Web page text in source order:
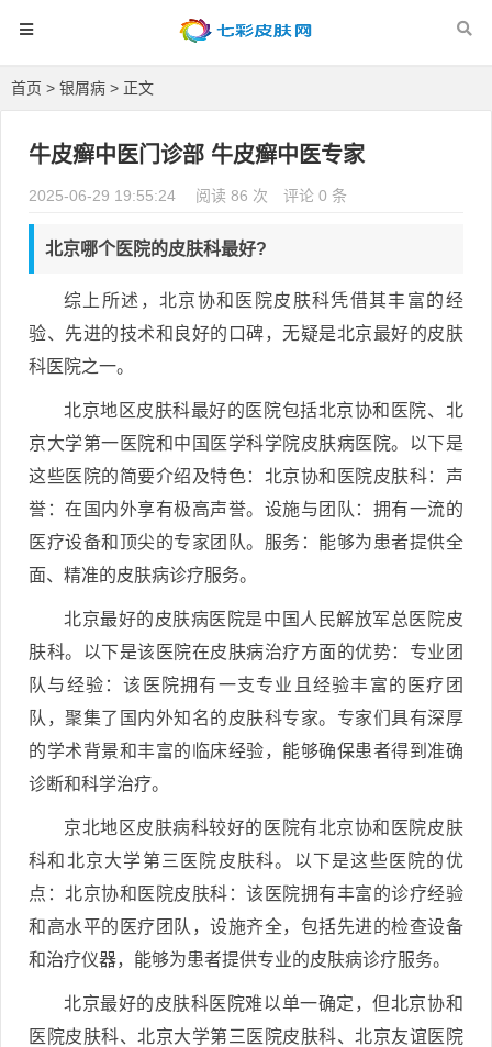
首页 > 银屑病 > 正文
牛皮癣中医门诊部 牛皮癣中医专家
2025-06-29 19:55:24 阅读 86 次 评论 0 条
北京哪个医院的皮肤科最好?
综上所述，北京协和医院皮肤科凭借其丰富的经
验、先进的技术和良好的口碑，无疑是北京最好的皮肤
科医院之一。
北京地区皮肤科最好的医院包括北京协和医院、北
京大学第一医院和中国医学科学院皮肤病医院。以下是
这些医院的简要介绍及特色：北京协和医院皮肤科：声
誉：在国内外享有极高声誉。设施与团队：拥有一流的
医疗设备和顶尖的专家团队。服务：能够为患者提供全
面、精准的皮肤病诊疗服务。
北京最好的皮肤病医院是中国人民解放军总医院皮
肤科。以下是该医院在皮肤病治疗方面的优势：专业团
队与经验：该医院拥有一支专业且经验丰富的医疗团
队，聚集了国内外知名的皮肤科专家。专家们具有深厚
的学术背景和丰富的临床经验，能够确保患者得到准确
诊断和科学治疗。
京北地区皮肤病科较好的医院有北京协和医院皮肤
科和北京大学第三医院皮肤科。以下是这些医院的优
点：北京协和医院皮肤科：该医院拥有丰富的诊疗经验
和高水平的医疗团队，设施齐全，包括先进的检查设备
和治疗仪器，能够为患者提供专业的皮肤病诊疗服务。
北京最好的皮肤科医院难以单一确定，但北京协和
医院皮肤科、北京大学第三医院皮肤科、北京友谊医院